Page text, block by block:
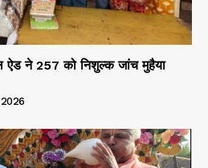
ऐड ने 257 को निशुल्क जांच मुहैया